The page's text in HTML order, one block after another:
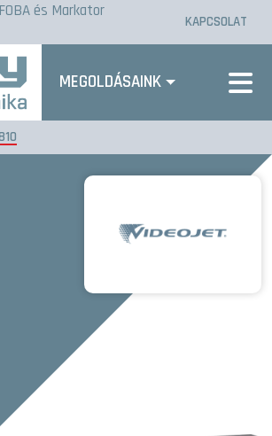
és Markator
KAPCSOLAT
MEGOLDÁSAINK